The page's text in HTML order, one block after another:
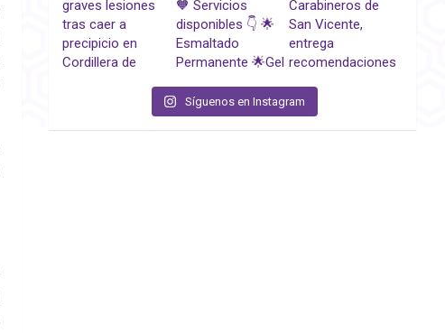
Síguenos en Instagram